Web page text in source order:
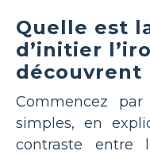
Quelle est
d’initier
découvrent
Commencez
simples, en
contraste entre